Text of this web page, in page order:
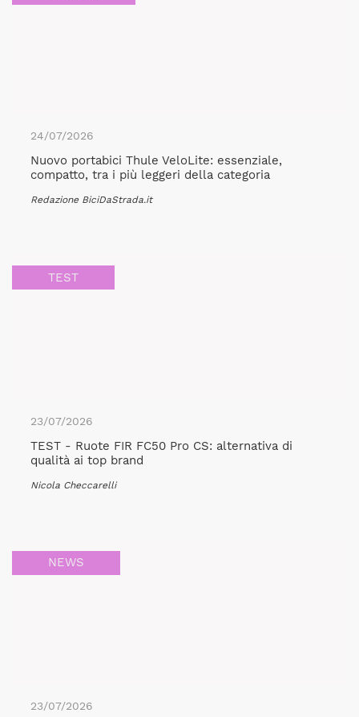
24/07/2026
Nuovo portabici Thule VeloLite: essenziale,
compatto, tra i più leggeri della categoria
Redazione BiciDaStrada.it
TEST
23/07/2026
TEST - Ruote FIR FC50 Pro CS: alternativa di
qualità ai top brand
Nicola Checcarelli
NEWS
23/07/2026